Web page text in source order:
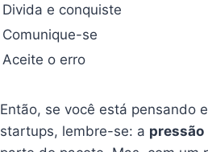
Divida e conquiste
Comunique-se
Aceite o erro
Então, se você está pensando
startups, lembre-se: a pressão